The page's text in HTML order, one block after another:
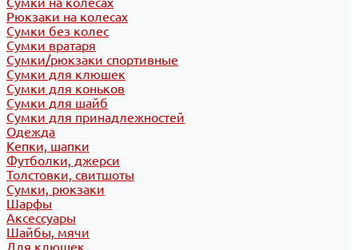
Рюкзаки на колесах
Сумки без колес
Сумки вратаря
Сумки/рюкзаки спортивные
Сумки для клюшек
Сумки для коньков
Сумки для шайб
Сумки для принадлежностей
Одежда
Кепки, шапки
Футболки, джерси
Толстовки, свитшоты
Сумки, рюкзаки
Шарфы
Аксессуары
Шайбы, мячи
Для клюшек